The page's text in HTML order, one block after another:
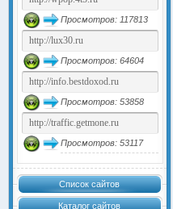
Просмотров: 117813
Просмотров: 64604
Просмотров: 53858
Просмотров: 53117
Список сайтов
Каталог сайтов